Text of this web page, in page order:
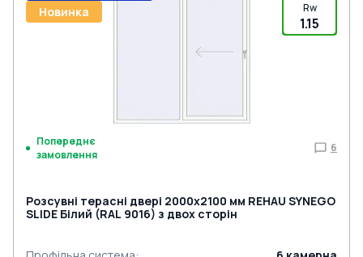
Rw
1.15
Новинка
Попереднє
замовлення
6
Розсувні терасні двері 2000x2100 мм REHAU SYNEGO
SLIDE Білий (RAL 9016) з двох сторін